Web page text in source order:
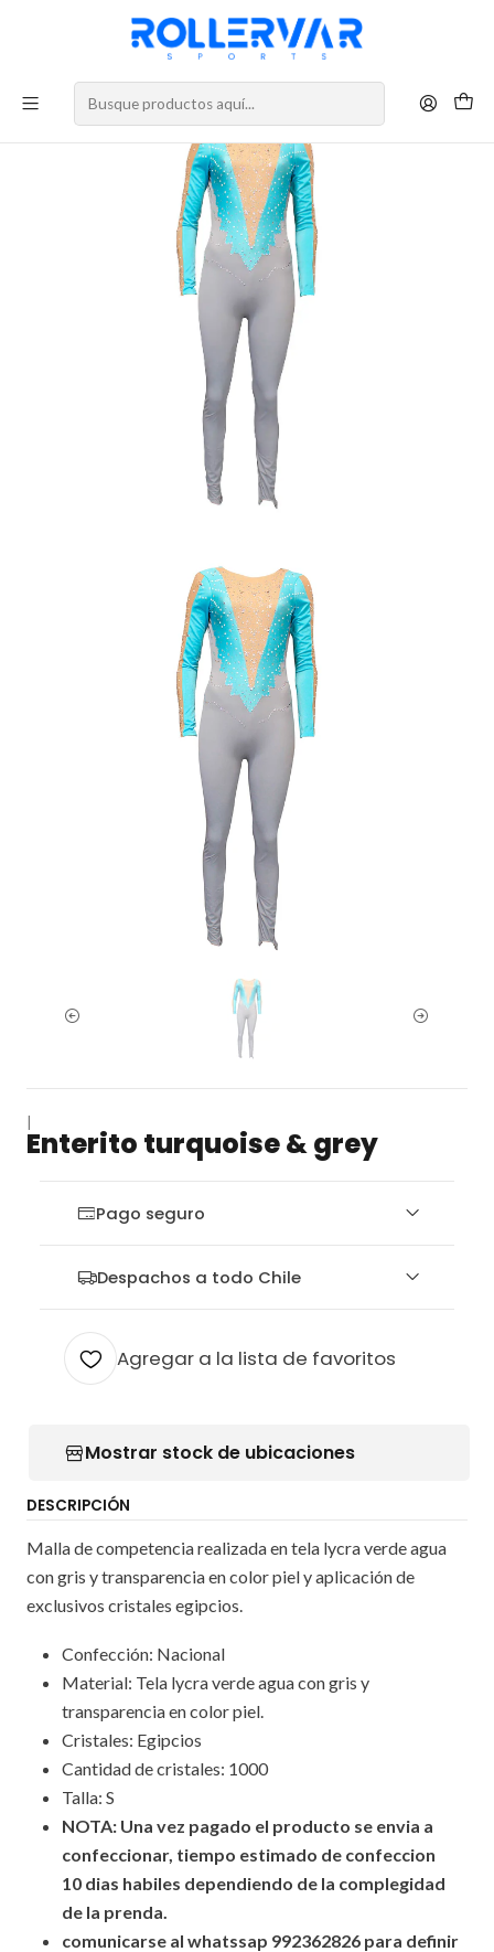
DESPACHOS A TODO CHILE
Enterito turquoise & grey
Pago seguro
Despachos a todo Chile
Agregar a la lista de favoritos
Mostrar stock de ubicaciones
DESCRIPCIÓN
Malla de competencia realizada en tela lycra verde agua
con gris y transparencia en color piel y aplicación de
exclusivos cristales egipcios.
Confección: Nacional
Material: Tela lycra verde agua con gris y
transparencia en color piel.
Cristales: Egipcios
Cantidad de cristales: 1000
Talla: S
NOTA: Una vez pagado el producto se envia a
confeccionar, tiempo estimado de confeccion
10 dias habiles dependiendo de la complegidad
de la prenda.
comunicarse al whatssap 992362826 para definir